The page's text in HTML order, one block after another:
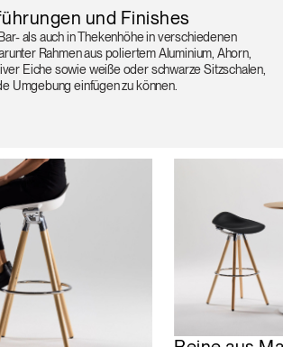
und Finishes
als auch in Thekenhöhe in verschiedenen
Rahmen aus poliertem Aluminium, Ahorn,
Eiche sowie weiße oder schwarze Sitzschalen,
Umgebung einfügen zu können.